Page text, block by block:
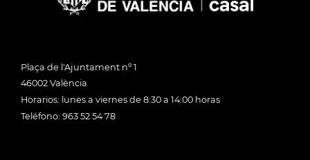
Plaça de l'Ajuntament nº 1
46002 València
Horarios: lunes a viernes de 8:30 a 14:00 horas
Teléfono: 963 52 54 78